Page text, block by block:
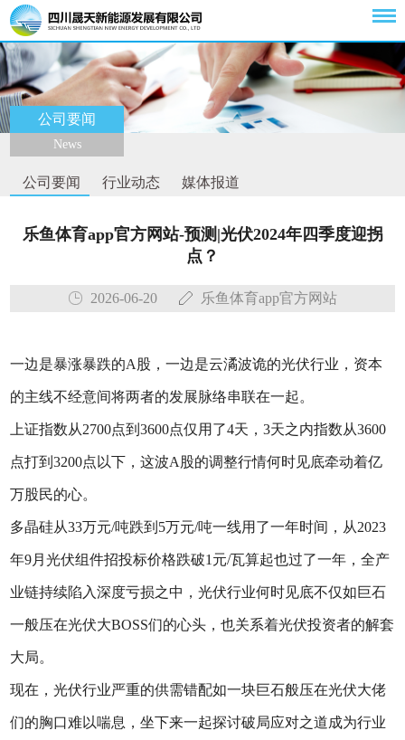
公司要闻
News
公司要闻 行业动态 媒体报道
乐鱼体育app官方网站-预测|光伏2024年四季度迎拐
点？
2026-06-20 乐鱼体育app官方网站
一边是暴涨暴跌的A股，一边是云潏波诡的光伏行业，资本
的主线不经意间将两者的发展脉络串联在一起。
上证指数从2700点到3600点仅用了4天，3天之内指数从3600
点打到3200点以下，这波A股的调整行情何时见底牵动着亿
万股民的心。
多晶硅从33万元/吨跌到5万元/吨一线用了一年时间，从2023
年9月光伏组件招投标价格跌破1元/瓦算起也过了一年，全产
业链持续陷入深度亏损之中，光伏行业何时见底不仅如巨石
一般压在光伏大BOSS们的心头，也关系着光伏投资者的解套
大局。
现在，光伏行业严重的供需错配如一块巨石般压在光伏大佬
们的胸口难以喘息，坐下来一起探讨破局应对之道成为行业